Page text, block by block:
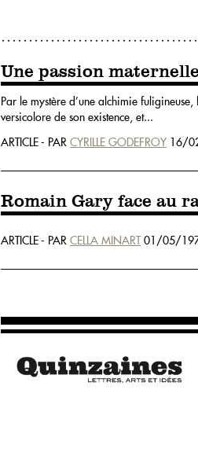
Une passion maternelle
Par le mystère d’une alchimie
versicolore de son existence, et...
ARTICLE - PAR CYRILLE GODEFROY 16/
Romain Gary face au
ARTICLE - PAR CELLA MINART01/05/